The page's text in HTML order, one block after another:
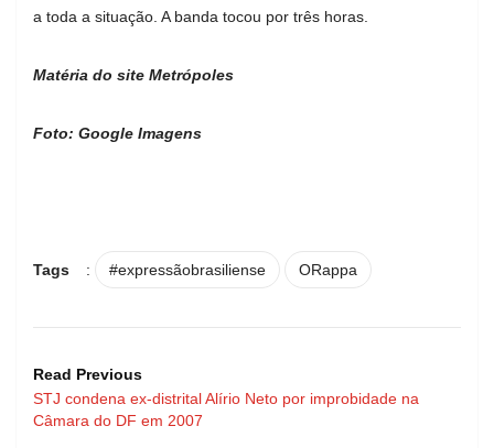
a toda a situação. A banda tocou por três horas.
Matéria do site Metrópoles
Foto: Google Imagens
Tags : #expressãobrasiliense ORappa
Read Previous
STJ condena ex-distrital Alírio Neto por improbidade na
Câmara do DF em 2007